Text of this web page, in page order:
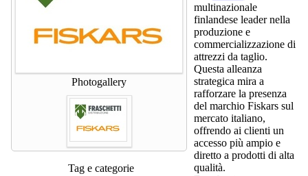
Photogallery
Tag e categorie
multinazionale
finlandese leader nella
produzione e
commercializzazione di
attrezzi da taglio.
Questa alleanza
strategica mira a
rafforzare la presenza
del marchio Fiskars sul
mercato italiano,
offrendo ai clienti un
accesso più ampio e
diretto a prodotti di alta
qualità.